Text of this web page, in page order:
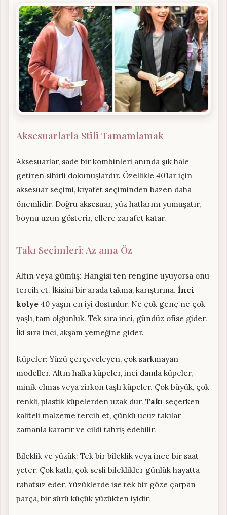
Aksesuarlarla Stili Tamamlamak
Aksesuarlar, sade bir kombinleri anında şık hale
getiren sihirli dokunuşlardır. Özellikle 40’lar için
aksesuar seçimi, kıyafet seçiminden bazen daha
önemlidir. Doğru aksesuar, yüz hatlarını yumuşatır,
boynu uzun gösterir, ellere zarafet katar.
Takı Seçimleri: Az ama Öz
Altın veya gümüş: Hangisi ten rengine uyuyorsa onu
tercih et. İkisini bir arada takma, karıştırma. İnci
kolye 40 yaşın en iyi dostudur. Ne çok genç ne çok
yaşlı, tam olgunluk. Tek sıra inci, gündüz ofise gider.
İki sıra inci, akşam yemeğine gider.
Küpeler: Yüzü çerçeveleyen, çok sarkmayan
modeller. Altın halka küpeler, inci damla küpeler,
minik elmas veya zirkon taşlı küpeler. Çok büyük, çok
renkli, plastik küpelerden uzak dur. Takı seçerken
kaliteli malzeme tercih et, çünkü ucuz takılar
zamanla kararır ve cildi tahriş edebilir.
Bileklik ve yüzük: Tek bir bileklik veya ince bir saat
yeter. Çok katlı, çok sesli bileklikler günlük hayatta
rahatsız eder. Yüzüklerde ise tek bir göze çarpan
parça, bir sürü küçük yüzükten iyidir.